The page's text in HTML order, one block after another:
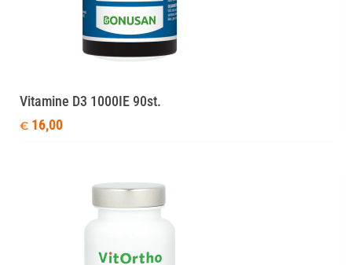
Vitamine D3 1000IE 90st.
€ 16,00